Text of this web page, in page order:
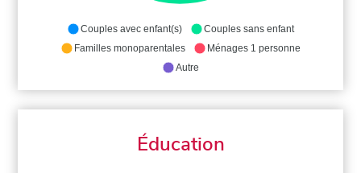
Couples avec enfant(s)
Couples sans enfant
Familles monoparentales
Ménages 1 personne
Autre
Éducation